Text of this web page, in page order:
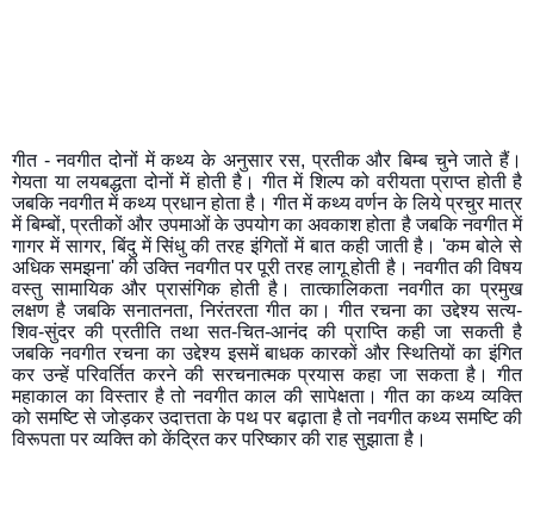
गीत - नवगीत दोनों में कथ्य के अनुसार रस, प्रतीक और बिम्ब चुने जाते हैं।
गेयता या लयबद्धता दोनों में होती है। गीत में शिल्प को वरीयता प्राप्त होती है
जबकि नवगीत में कथ्य प्रधान होता है। गीत में कथ्य वर्णन के लिये प्रचुर मात्र
में बिम्बों, प्रतीकों और उपमाओं के उपयोग का अवकाश होता है जबकि नवगीत में
गागर में सागर, बिंदु में सिंधु की तरह इंगितों में बात कही जाती है। 'कम बोले से
अधिक समझना' की उक्ति नवगीत पर पूरी तरह लागू होती है। नवगीत की विषय
वस्तु सामायिक और प्रासंगिक होती है। तात्कालिकता नवगीत का प्रमुख
लक्षण है जबकि सनातनता, निरंतरता गीत का। गीत रचना का उद्देश्य सत्य-
शिव-सुंदर की प्रतीति तथा सत-चित-आनंद की प्राप्ति कही जा सकती है
जबकि नवगीत रचना का उद्देश्य इसमें बाधक कारकों और स्थितियों का इंगित
कर उन्हें परिवर्तित करने की सरचनात्मक प्रयास कहा जा सकता है। गीत
महाकाल का विस्तार है तो नवगीत काल की सापेक्षता। गीत का कथ्य व्यक्ति
को समष्टि से जोड़कर उदात्तता के पथ पर बढ़ाता है तो नवगीत कथ्य समष्टि की
विरूपता पर व्यक्ति को केंद्रित कर परिष्कार की राह सुझाता है।